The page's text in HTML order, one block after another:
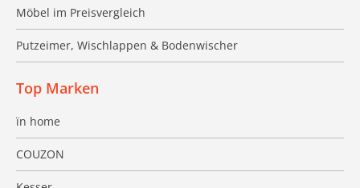
Möbel im Preisvergleich
Putzeimer, Wischlappen & Bodenwischer
Top Marken
ïn home
COUZON